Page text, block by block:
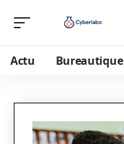
Actu Bureautique